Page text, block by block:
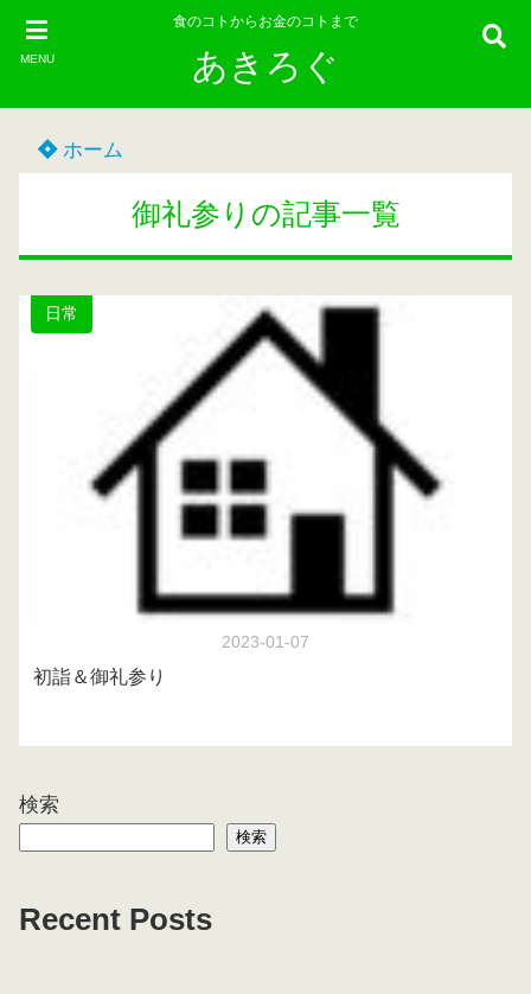
MENU
食のコトからお金のコトまで
あきろぐ
ホーム
御礼参りの記事一覧
日常
2023-01-07
初詣＆御礼参り
検索
検索
Recent Posts